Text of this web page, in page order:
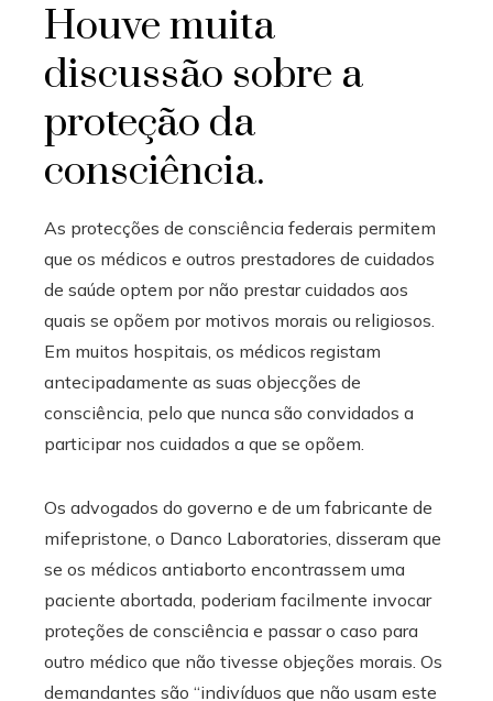
Houve muita
discussão sobre a
proteção da
consciência.
As protecções de consciência federais permitem
que os médicos e outros prestadores de cuidados
de saúde optem por não prestar cuidados aos
quais se opõem por motivos morais ou religiosos.
Em muitos hospitais, os médicos registam
antecipadamente as suas objecções de
consciência, pelo que nunca são convidados a
participar nos cuidados a que se opõem.
Os advogados do governo e de um fabricante de
mifepristone, o Danco Laboratories, disseram que
se os médicos antiaborto encontrassem uma
paciente abortada, poderiam facilmente invocar
proteções de consciência e passar o caso para
outro médico que não tivesse objeções morais. Os
demandantes são “indivíduos que não usam este